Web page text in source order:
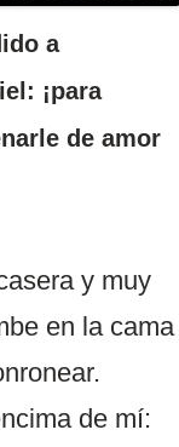
a
¡para
de amor
y muy
en la cama
de mí: